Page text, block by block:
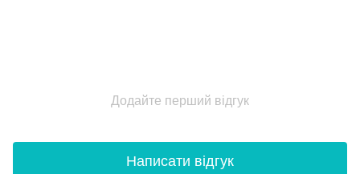
Додайте перший відгук
Написати відгук